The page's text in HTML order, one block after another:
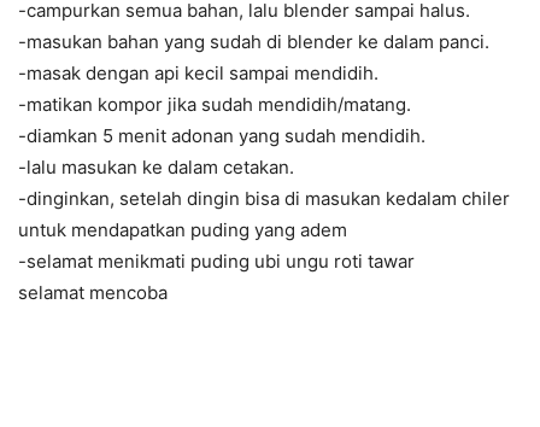
-campurkan semua bahan, lalu blender sampai halus.
-masukan bahan yang sudah di blender ke dalam panci.
-masak dengan api kecil sampai mendidih.
-matikan kompor jika sudah mendidih/matang.
-diamkan 5 menit adonan yang sudah mendidih.
-lalu masukan ke dalam cetakan.
-dinginkan, setelah dingin bisa di masukan kedalam chiler
untuk mendapatkan puding yang adem
-selamat menikmati puding ubi ungu roti tawar
selamat mencoba